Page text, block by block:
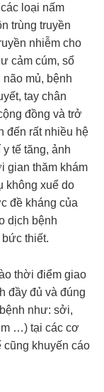
loại nấm
trùng truyền
nhiễm cho
cảm cúm, sổ
mủ, bệnh
tay chân
đồng và trở
đến rất nhiều hệ
tế tăng, ảnh
gian thăm khám
không xuể do
đề kháng của
dịch bệnh
thiết.
thời điểm giao
đầy đủ và đúng
như: sởi,
…) tại các cơ
cũng khuyến cáo